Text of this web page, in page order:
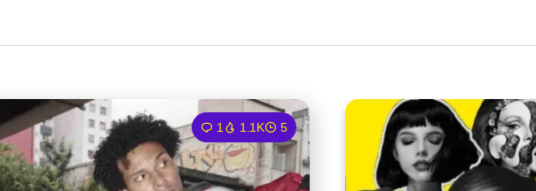
1 1.1K 5